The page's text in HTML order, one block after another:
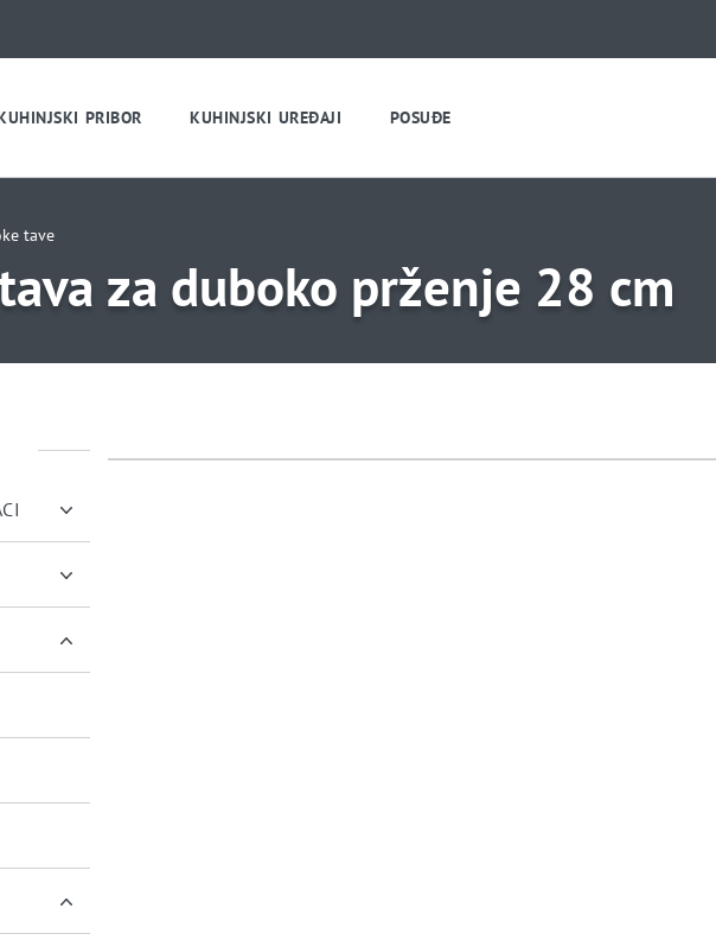
PRIBOR KUHINJSKI UREĐAJI POSUĐE
tave
za duboko prženje 28 cm
uwu
uwu
uwu
uwu